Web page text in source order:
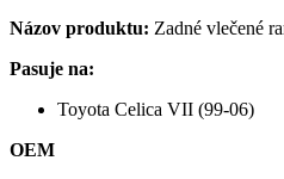
Názov produktu: Zadné vlečené
Pasuje na:
Toyota Celica VII (99-06)
OEM